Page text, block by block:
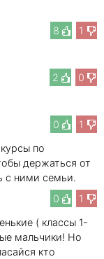
8
1
2
0
0
1
по
держаться от
с ними семьи.
0
1
( классы 1-
мальчики! Но
кто